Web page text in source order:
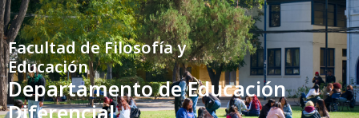
Facultad de Filosofía y
Educación
Departamento de Educación
Diferencial